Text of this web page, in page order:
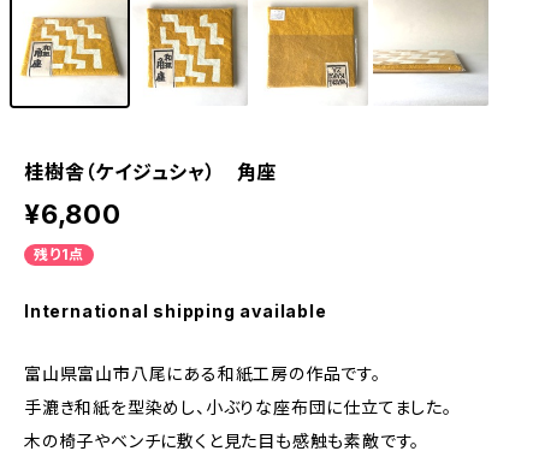
桂樹舎（ケイジュシャ） 角座
¥6,800
残り1点
International shipping available
富山県富山市八尾にある和紙工房の作品です。
手漉き和紙を型染めし、小ぶりな座布団に仕立てました。
木の椅子やベンチに敷くと見た目も感触も素敵です。